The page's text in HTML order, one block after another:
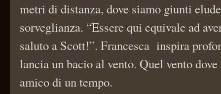
metri di distanza, dove siamo giunti
sorveglianza. “Essere qui equivale ad
saluto a Scott!”. Francesca inspira
lancia un bacio al vento. Quel vento
amico di un tempo.